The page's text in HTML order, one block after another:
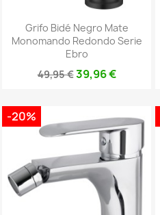
Grifo Bidé Negro Mate
Monomando Redondo Serie
Ebro
49,95 €39,96 €
-20%